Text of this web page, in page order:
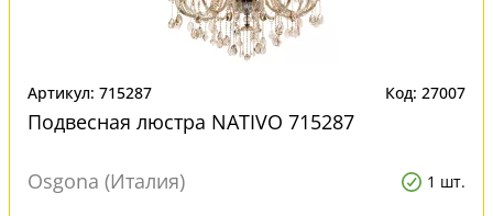
Артикул: 715287 Код: 27007
Подвесная люстра NATIVO 715287
Osgona (Италия) 1 шт.